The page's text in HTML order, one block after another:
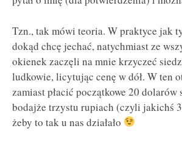
Tzn., tak mówi teoria. W praktyce jak
dokąd chcę jechać, natychmiast ze
okienek zaczęli na mnie krzyczeć
ludkowie, licytując cenę w dół. W ten
zamiast płacić początkowe 20 dolarów
bodajże trzystu rupiach (czyli jakichś
żeby to tak u nas działało